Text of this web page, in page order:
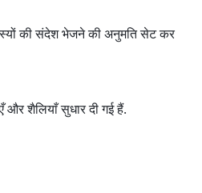
की संदेश भेजने की अनुमति सेट कर
और शैलियाँ सुधार दी गई हैं.